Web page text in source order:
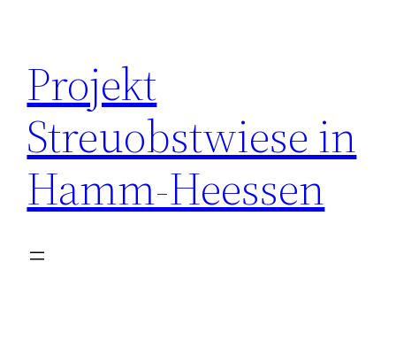
springen
Projekt
Streuobstwiese in
Hamm-Heessen